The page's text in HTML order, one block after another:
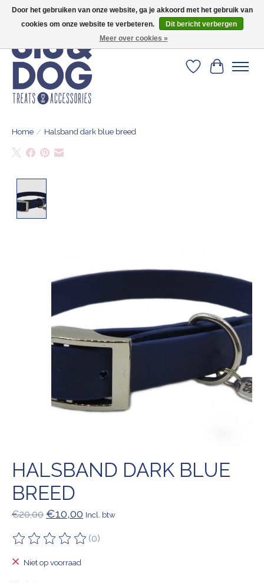
Verlanglijst
Home / Halsband dark blue breed
HALSBAND DARK BLUE
BREED
€20,00 €10,00 Incl. btw
De beoordeling van dit product is
(0)
Niet op voorraad
Door het gebruiken van onze website, ga je akkoord met het gebruik van
cookies om onze website te verbeteren.
Dit bericht verbergen
Meer over cookies »
Geef je hond het kleedje waar 500+ baasjes fan van zijn!